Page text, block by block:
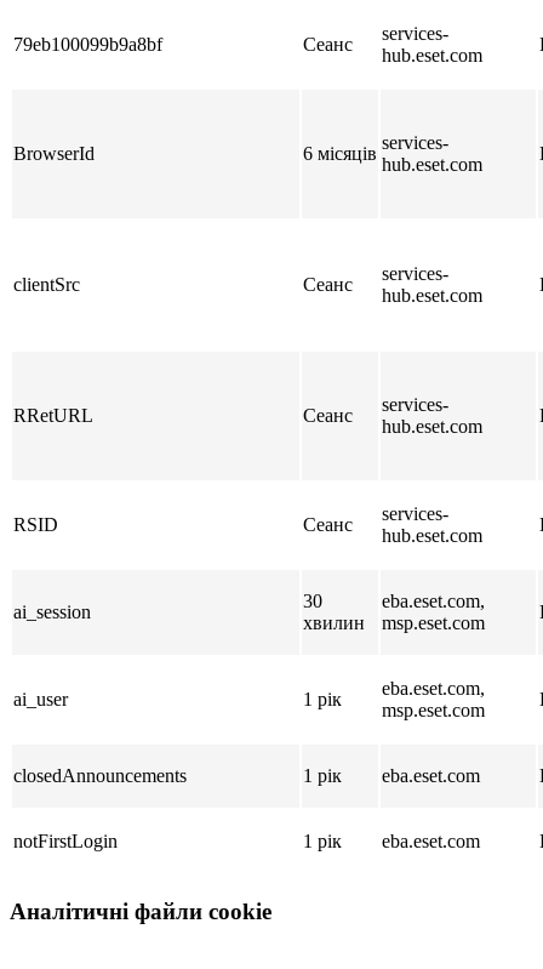
79eb100099b9a8bf Сеанс
services-
hub.eset.com
BrowserId 6 місяців
services-
hub.eset.com
clientSrc Сеанс
services-
hub.eset.com
RRetURL Сеанс
services-
hub.eset.com
RSID Сеанс
services-
hub.eset.com
ai_session
30
хвилин
eba.eset.com,
msp.eset.com
ai_user 1 рік
eba.eset.com,
msp.eset.com
closedAnnouncements 1 рік eba.eset.com
notFirstLogin 1 рік eba.eset.com
Аналітичні файли cookie